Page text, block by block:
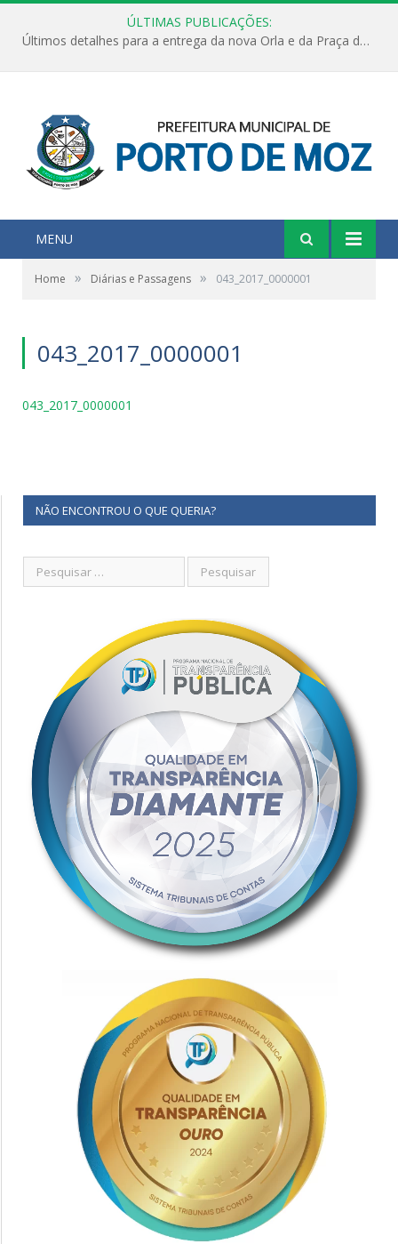
ÚLTIMAS PUBLICAÇÕES:
Últimos detalhes para a entrega da nova Orla e da Praça do Praião
MENU
Home » Diárias e Passagens » 043_2017_0000001
043_2017_0000001
043_2017_0000001
NÃO ENCONTROU O QUE QUERIA?